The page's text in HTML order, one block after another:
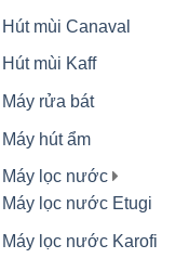
Hút mùi Canaval
Hút mùi Kaff
Máy rửa bát
Máy hút ẩm
Máy lọc nước
Máy lọc nước Etugi
Máy lọc nước Karofi